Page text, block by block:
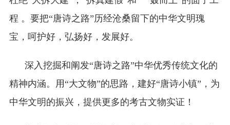
程 。要把“唐诗之路”历经沧桑留下的中华文明瑰
宝，呵护好，弘扬好，发展好。
深入挖掘和阐发“唐诗之路”中华优秀传统文化的
精神内涵。用“大文物”的思路，建好“唐诗小镇”，为
中华文明的振兴，提供更多的考古文物实证！